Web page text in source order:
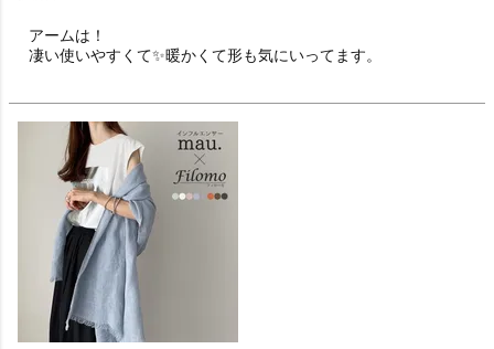
アームは！
凄い使いやすくて✨暖かくて形も気にいってます。